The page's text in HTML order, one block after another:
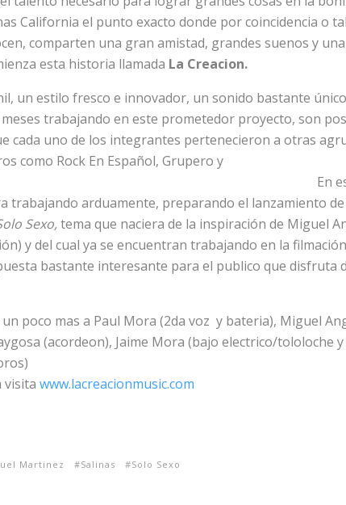
California el punto exacto donde por coincidencia o
comparten una gran amistad, grandes suenos y
esta historia llamada La Creacion.
un estilo fresco e innovador, un sonido bastante
trabajando en este prometedor proyecto, son
cada uno de los integrantes pertenecieron a otras
como Rock En Español, Grupero y
En estos
trabajando arduamente, preparando el lanzamiento
Sexo,tema que naciera de la inspiración de Miguel
y del cual ya se encuentran trabajando en la
bastante interesante para el publico que disfruta
poco mas a Paul Mora (2da voz y bateria), Miguel
(acordeon), Jaime Mora (bajo electrico/tololoche y
visita www.lacreacionmusic.com
Martinez Salinas Solo Sexo